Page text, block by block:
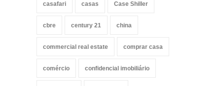
casafari casas Case Shiller
cbre century 21 china
commercial real estate comprar casa
comércio confidencial imobiliário